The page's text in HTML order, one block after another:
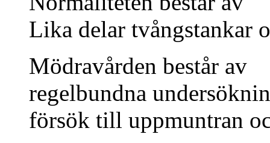
Lika delar tvångstankar
Mödravården består av
regelbundna
försök till uppmuntran